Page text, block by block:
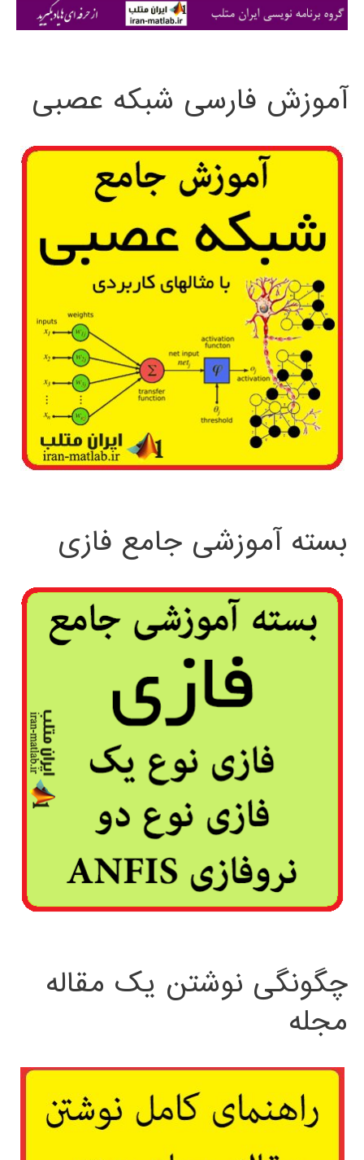
ی
آموزش فارسی شبکه عصبی
بسته آموزشی جامع فازی
چگونگی نوشتن یک مقاله
مجله